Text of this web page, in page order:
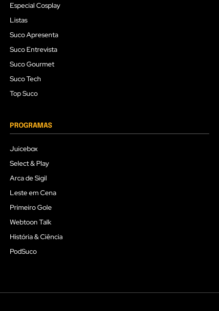
Especial Cosplay
Listas
Suco Apresenta
Suco Entrevista
Suco Gourmet
Suco Tech
Top Suco
PROGRAMAS
Juicebox
Select & Play
Arca de Sigil
Leste em Cena
Primeiro Gole
Webtoon Talk
História & Ciência
PodSuco